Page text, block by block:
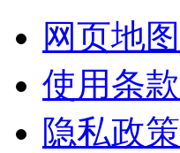
网页地图
使用条款
隐私政策